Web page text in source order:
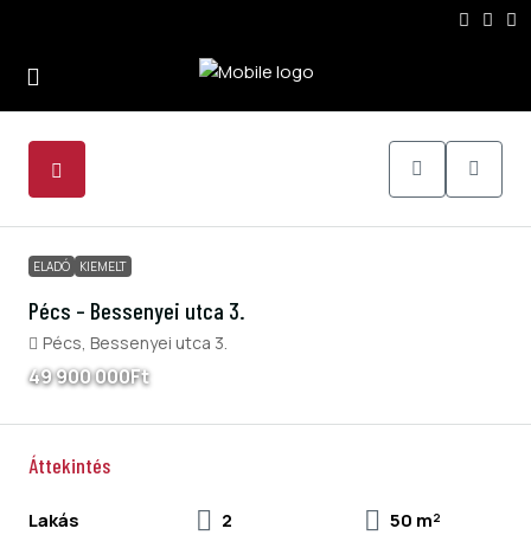
ELADÓ KIEMELT
Pécs – Bessenyei utca 3.
Pécs, Bessenyei utca 3.
49 900 000Ft
Áttekintés
Lakás
2
50 m²